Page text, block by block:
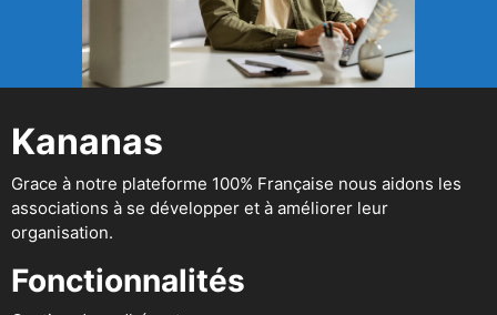
Kananas
Grace à notre plateforme 100% Française nous aidons les
associations à se développer et à améliorer leur
organisation.
Fonctionnalités